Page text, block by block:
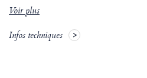
Voir plus
Infos techniques